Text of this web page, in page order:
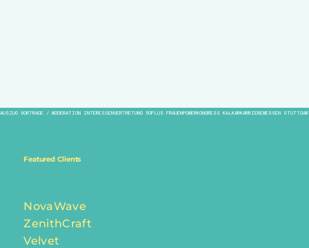
AUSZUG VORTRÄGE / MODERATION INTERESSENVERTRETUNG 50PLUS FRAUENPOWERKONGRESS KALKARKARRIEREMESSEN
Featured Clients
NovaWave
ZenithCraft
Velvet